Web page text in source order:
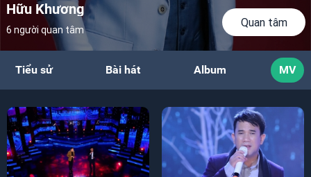
Hữu Khương
6 người quan tâm
Quan tâm
Tiểu sử Bài hát Album MV